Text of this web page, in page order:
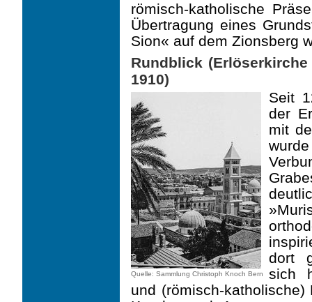
rö­misch-katholische
Übertragung eines
Sion« auf dem Zionsberg
Rundblick
1910)
Quelle: Sammlung Christoph Knoch Bern
Seit
der
mit
dort
sich
und (römisch-